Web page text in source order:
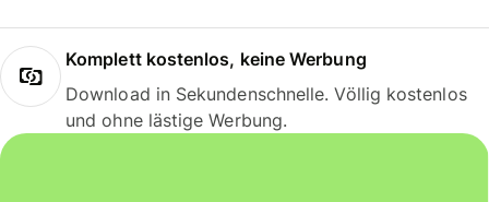
Komplett kostenlos, keine Werbung
Download in Sekundenschnelle. Völlig kostenlos
und ohne lästige Werbung.